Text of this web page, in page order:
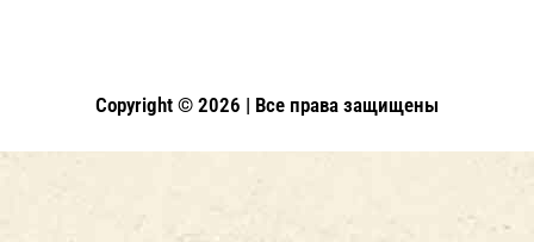
Copyright © 2026 | Все права защищены